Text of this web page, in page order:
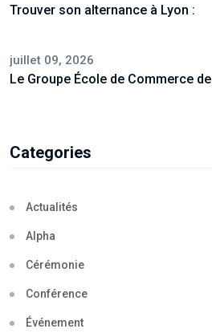
Trouver son alternance à Lyon :
juillet 09, 2026
Le Groupe École de Commerce de
Categories
Actualités
Alpha
Cérémonie
Conférence
Événement